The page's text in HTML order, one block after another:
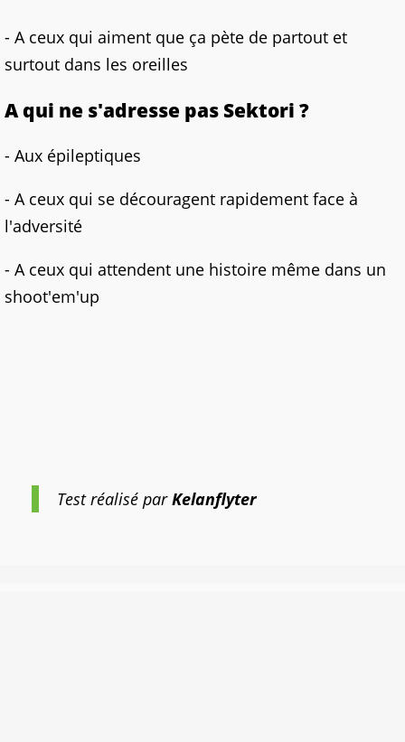
- A ceux qui aiment que ça pète de partout et
surtout dans les oreilles
A qui ne s'adresse pas Sektori ?
- Aux épileptiques
- A ceux qui se découragent rapidement face à
l'adversité
- A ceux qui attendent une histoire même dans un
shoot'em'up
Test réalisé parKelanflyter